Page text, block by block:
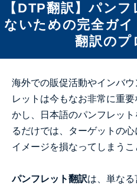
【DTP翻訳】パン
ないための完全ガイ
翻訳のプ
海外での販促活動やインバ
レットは今もなお非常に重
かし、日本語のパンフレッ
るだけでは、ターゲットの
イメージを損なってしまうこ
パンフレット翻訳は、単なる